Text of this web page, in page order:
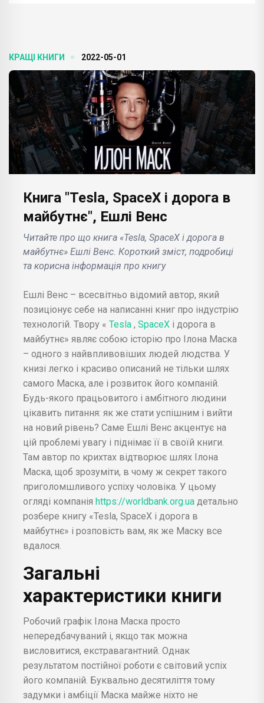
КРАЩІ КНИГИ 2022-05-01
Книга "Tesla, SpaceX і дорога в
майбутнє", Ешлі Венс
Читайте про що книга «Tesla, SpaceX і дорога в
майбутнє» Ешлі Венс. Короткий зміст, подробиці
та корисна інформація про книгу
Ешлі Венс – всесвітньо відомий автор, який
позиціонує себе на написанні книг про індустрію
технологій. Твору « Tesla , SpaceX і дорога в
майбутнє» являє собою історію про Ілона Маска
– одного з найвпливовіших людей людства. У
книзі легко і красиво описаний не тільки шлях
самого Маска, але і розвиток його компаній.
Будь-якого працьовитого і амбітного людини
цікавить питання: як же стати успішним і вийти
на новий рівень? Саме Ешлі Венс акцентує на
цій проблемі увагу і піднімає її в своїй книги.
Там автор по крихтах відтворює шлях Ілона
Маска, щоб зрозуміти, в чому ж секрет такого
приголомшливого успіху чоловіка. У цьому
огляді компанія https://worldbank.org.ua детально
розбере книгу «Tesla, SpaceX і дорога в
майбутнє» і розповість вам, як же Маску все
вдалося.
Загальні
характеристики книги
Робочий графік Ілона Маска просто
непередбачуваний і, якщо так можна
висловитися, екстравагантний. Однак
результатом постійної роботи є світовий успіх
його компаній. Буквально десятиліття тому
задумки і амбіції Маска майже ніхто не